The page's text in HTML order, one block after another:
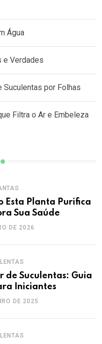
Água
e Verdades
Suculentas por Folhas
Filtra o Ar e Embeleza
Esta Planta Purifica
Sua Saúde
DE 2026
de Suculentas: Guia
Iniciantes
DE 2025